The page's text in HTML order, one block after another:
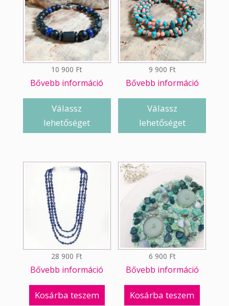
10 900 Ft
Bővebb információ
Válassz
lehetőséget
9 900 Ft
Bővebb információ
Válassz
lehetőséget
28 900 Ft
Bővebb információ
Kosárba teszem
6 900 Ft
Bővebb információ
Kosárba teszem